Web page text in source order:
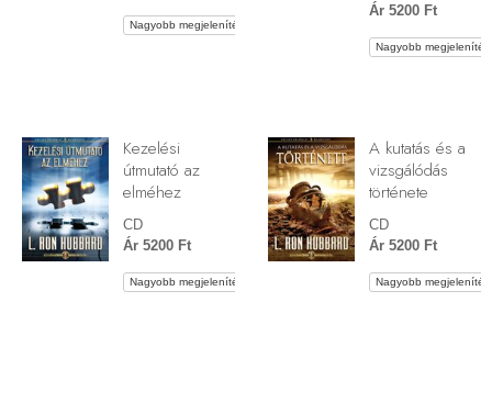
Nagyobb megjelenítés
Ár 5200 Ft
Nagyobb megjelenítés
Kezelési
útmutató az
elméhez
CD
Ár 5200 Ft
Nagyobb megjelenítés
A kutatás és a
vizsgálódás
története
CD
Ár 5200 Ft
Nagyobb megjelenítés